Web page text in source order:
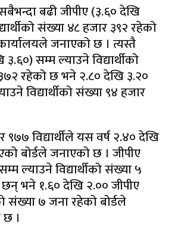
बढी जीपीए (३.६० देखि
संख्या ४८ हजार ३९२ रहेको
कार्यालयले जनाएको छ । त्यस्तै
सम्म ल्याउने विद्यार्थीको
रहेको छ भने २.८० देखि ३.२०
विद्यार्थीको संख्या ९४ हजार
विद्यार्थीले यस वर्ष २.४० देखि
बोर्डले जनाएको छ । जीपीए
ल्याउने विद्यार्थीको संख्या ५
भने १.६० देखि २.०० जीपीए
संख्या ७ जना रहेको बोर्डले
।